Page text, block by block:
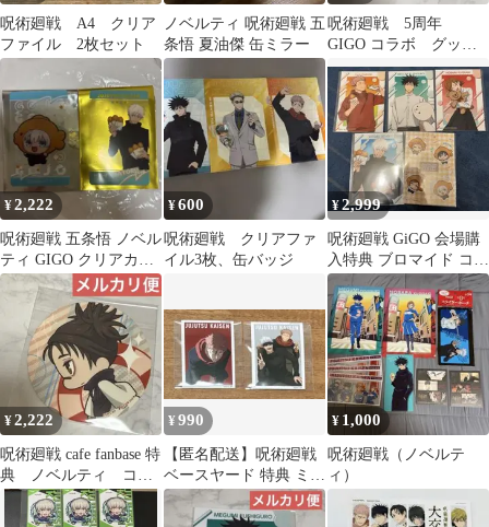
呪術廻戦 A4 クリア
ファイル 2枚セット
ノベルティ 呪術廻戦 五
条悟 夏油傑 缶ミラー
呪術廻戦 5周年
GIGO コラボ グッズ
購入特典 ブロマイ
ド 虎杖 悠仁
¥2,222
呪術廻戦 五条悟 ノベル
ティ GIGO クリアカー
ド
¥600
呪術廻戦 クリアファ
イル3枚、缶バッジ
¥2,999
呪術廻戦 GiGO 会場購
入特典 ブロマイド コン
プリート セット
¥2,222
呪術廻戦 cafe fanbase 特
典 ノベルティ コー
スター 脹相 死滅回
¥990
【匿名配送】呪術廻戦
ベースヤード 特典 ミニ
アートステッカー 虎杖
悠仁 五条悟
¥ 1,000
呪術廻戦（ノベルテ
ィ）